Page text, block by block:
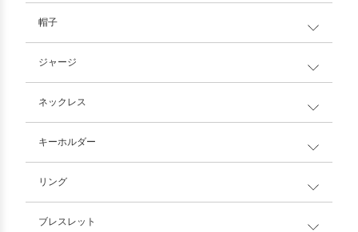
帽子
ジャージ
ネックレス
キーホルダー
リング
ブレスレット